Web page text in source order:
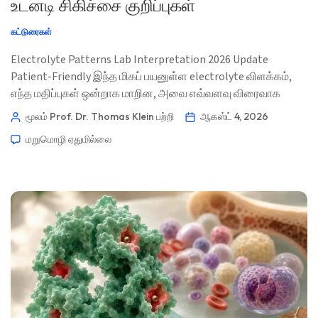
உடனடி சிகிச்சை குறிப்புகள்
கட்டுரைகள்
Electrolyte Patterns Lab Interpretation 2026 Update
Patient-Friendly இந்த மிகப் பயனுள்ள electrolyte விளக்கம்,
எந்த மதிப்புகள் ஒன்றாக மாறின, அவை எவ்வளவு விரைவாக
மாறின, மேலும் சிறுநீரகம், இதயம் அல்லது மூளை ஆகியவை
அழுத்தத்தில் இருக்கக்கூடும் என்பதைக் கேட்கிறது. 📖 ~11
நிமிடங்கள் 📅 ஆகஸ்ட் 4, 2026 📝 வெளியிடப்பட்டது: ஆகஸ்ட் 4,
மூலம் Prof. Dr. Thomas Klein பற்றி
ஆகஸ்ட் 4, 2026
மறுமொழி ஏதுமில்லை